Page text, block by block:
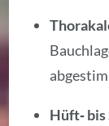
Hüft‑